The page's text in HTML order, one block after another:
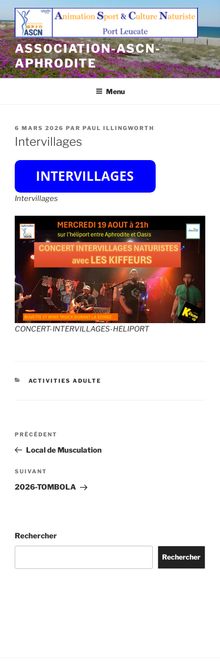
Aller
contenu
principal
ASSOCIATION-ASCN-
APHRODITE
Menu
PUBLIÉ
LE
6 MARS 2026 PAR PAUL ILLINGWORTH
Intervillages
Intervillages
CONCERT-INTERVILLAGES-HELIPORT
CATÉGORIES
ACTIVITIES ADULTE
Navigation
l’article
Article
précédent
PRÉCÉDENT
Local de Musculation
Article
suivant
SUIVANT
2026-TOMBOLA
Rechercher
Rechercher